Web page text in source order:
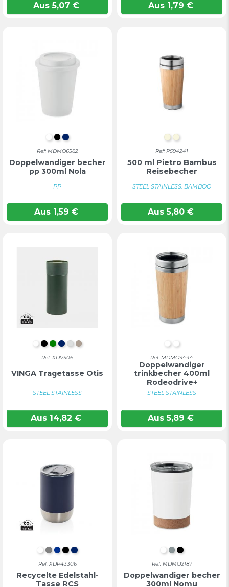
Aus5,07 € Aus1,79 €
Weiß
Schwarz
MARINEBLAU
Ref: MDMO6582
Doppelwandiger becher
pp 300ml Nola
PP
Aus1,59 €
NaturNATUR
Ref: PS94241
500 ml Pietro Bambus
Reisebecher
STEEL STAINLESS. BAMBOO
Aus5,80 €
WEIß
SCHWARZ
GRÜN
MARINEBLAU
STAHL
GRAU BEIGE
Ref: XDV506
VINGA Tragetasse Otis
STEEL STAINLESS
Aus 14,82 €
HOLZ
Holz
Ref: MDMO9444
Doppelwandiger
trinkbecher 400ml
Rodeodrive+
STEEL STAINLESS
Aus5,89 €
Weiß
GRAU
BlauSchwarz
MARINEBLAU
Ref: XDP43306
Recycelte Edelstahl-
Tasse RCS
WEIß
Mattes Silber
SCHWARZ
Ref: MDMO2187
Doppelwandiger becher
300ml Nomu